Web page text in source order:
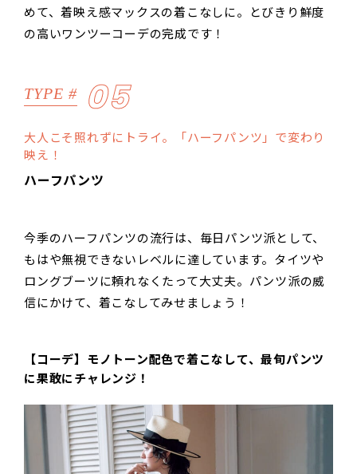
めて、着映え感マックスの着こなしに。とびきり鮮度
の高いワンツーコーデの完成です！
TYPE # 05
大人こそ照れずにトライ。「ハーフパンツ」で変わり
映え！
ハーフパンツ
今季のハーフパンツの流行は、毎日パンツ派として、
もはや無視できないレベルに達しています。タイツや
ロングブーツに頼れなくたって大丈夫。パンツ派の威
信にかけて、着こなしてみせましょう！
【コーデ】モノトーン配色で着こなして、最旬パンツ
に果敢にチャレンジ！